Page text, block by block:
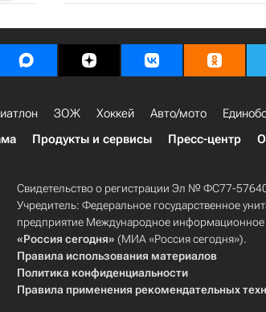
ЗОЖ Хоккей Авто/мото
Продукты и сервисы Пресс-центр
Свидетельство о регистрации Эл № ФС77-
Учредитель: Федеральное государственное
предприятие Международное информационное
«Россия сегодня» (МИА «Россия сегодня»).
Правила использования материалов
Политика конфиденциальности
Правила применения рекомендательных